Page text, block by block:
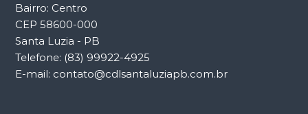
Bairro: Centro
CEP 58600-000
Santa Luzia - PB
Telefone: (83) 99922-4925
E-mail: contato@cdlsantaluziapb.com.br